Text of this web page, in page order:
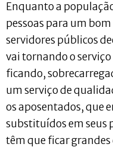
Enquanto a
pessoas para um
servidores públicos
vai tornando o serviço
ficando,
um serviço de
os aposentados, que
substituídos em seus
têm que ficar grandes